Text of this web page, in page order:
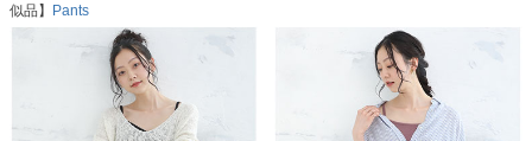
似品】
Pants